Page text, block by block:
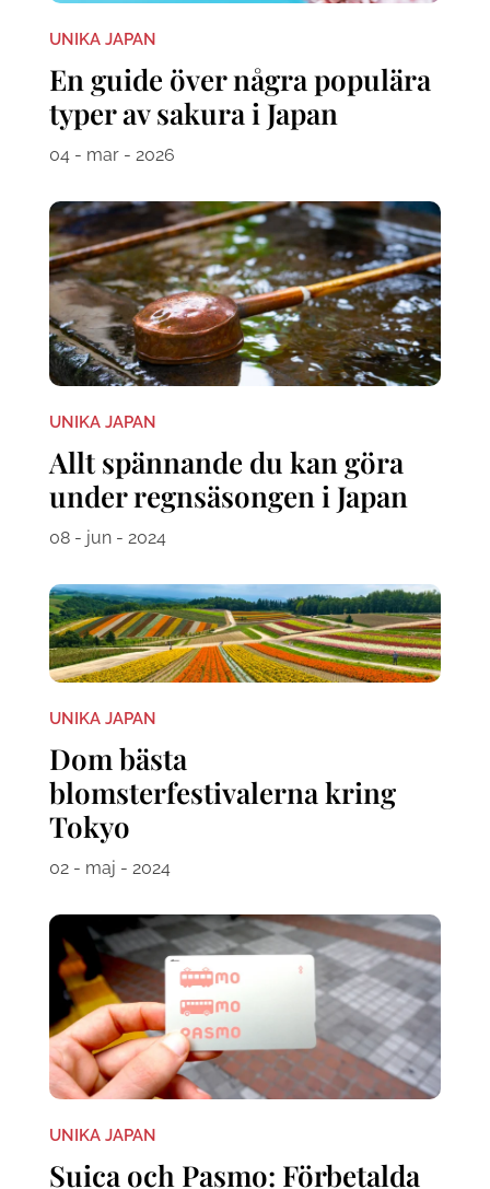
UNIKA JAPAN
En guide över några populära
typer av sakura i Japan
04 - mar - 2026
UNIKA JAPAN
Allt spännande du kan göra
under regnsäsongen i Japan
08 - jun - 2024
UNIKA JAPAN
Dom bästa
blomsterfestivalerna kring
Tokyo
02 - maj - 2024
UNIKA JAPAN
Suica och Pasmo: Förbetalda